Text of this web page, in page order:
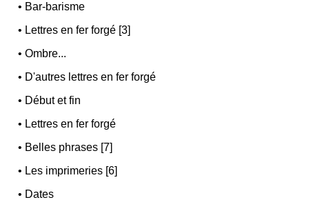
• Bar-barisme
• Lettres en fer forgé [3]
•Ombre...
• D'autres lettres en fer forgé
• Début et fin
• Lettres en fer forgé
• Belles phrases [7]
• Les imprimeries [6]
• Dates